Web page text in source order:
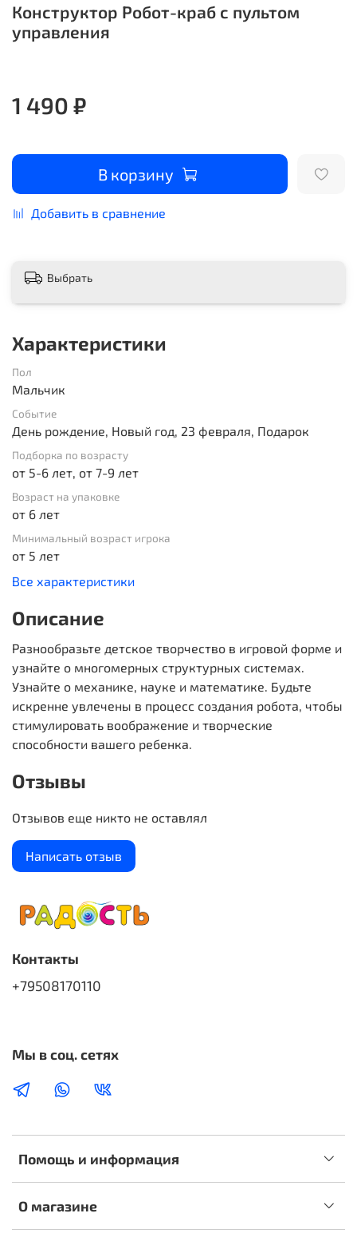
Конструктор Робот-краб с пультом
управления
1 490 ₽
В корзину
Добавить в сравнение
Выбрать
Характеристики
Пол
Мальчик
Событие
День рождение, Новый год, 23 февраля, Подарок
Подборка по возрасту
от 5-6 лет, от 7-9 лет
Возраст на упаковке
от 6 лет
Минимальный возраст игрока
от 5 лет
Все характеристики
Описание
Разнообразьте детское творчество в игровой форме и
узнайте о многомерных структурных системах.
Узнайте о механике, науке и математике. Будьте
искренне увлечены в процесс создания робота, чтобы
стимулировать воображение и творческие
способности вашего ребенка.
Отзывы
Отзывов еще никто не оставлял
Написать отзыв
Помощь и информация
О магазине
Контакты
+79508170110
Мы в соц. сетях